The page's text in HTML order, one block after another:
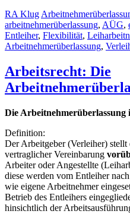
RA Klug
arbeitnehmerüberlassung, AÜG,
Entleiher, Flexibilität,
Arbeitnehmerüberlassung,
Arbeitsrecht: Die
Die
Definition:
Der Arbeitgeber (Verleiher)
vertraglicher Vereinbarung
Arbeiter oder Angestellte
diese werden vom Entleiher
wie eigene Arbeitnehmer
Betrieb des Entleihers
hinsichtlich der